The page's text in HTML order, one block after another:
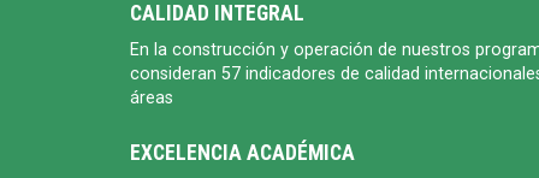
CALIDAD INTEGRAL
En la construcción y operación de nuestros
consideran 57 indicadores de calidad
áreas
EXCELENCIA ACADÉMICA